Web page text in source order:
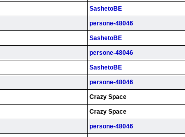
SashetoBE
persone-48046
SashetoBE
persone-48046
SashetoBE
persone-48046
Crazy Space
Crazy Space
persone-48046